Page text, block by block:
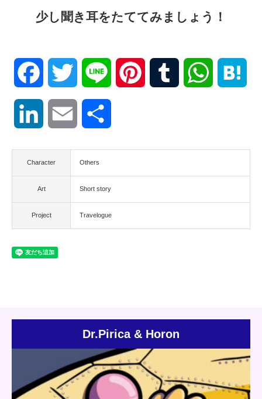
少し聞き耳をたててみましょう！
Facebook Twitter Line Pinterest Tumblr WhatsApp
LinkedIn Email
Character Others
Art Short story
Project Travelogue
Dr.Pirica & Horon